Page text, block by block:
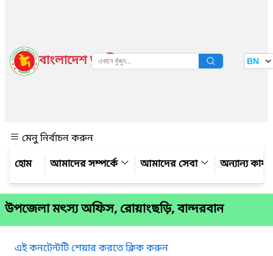
বাংলাদেশ জাতীয় তথ্য বাতায়ন BN
মেনু নির্বাচন করুন
আমাদের সম্পর্কে
আমাদের সেবা অন্যান্য
উপজেলা মৎস্য অফিস, রোয়াংছড়ি, বান্দরবান
এই কনটেন্টটি শেয়ার করতে ক্লিক করুন